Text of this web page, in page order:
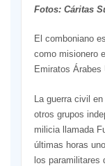
Fotos: Cáritas
El comboniano
como misionero
Emiratos Árabes
La guerra civil
otros grupos
milicia llamada
últimas horas
los paramilitares